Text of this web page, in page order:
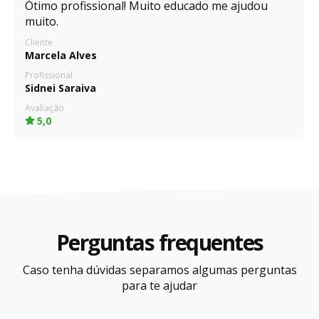
Ótimo profissional! Muito educado me ajudou
muito.
Cliente
Marcela Alves
Profissional
Sidnei Saraiva
Avaliação
5,0
Perguntas frequentes
Caso tenha dúvidas separamos algumas perguntas
para te ajudar